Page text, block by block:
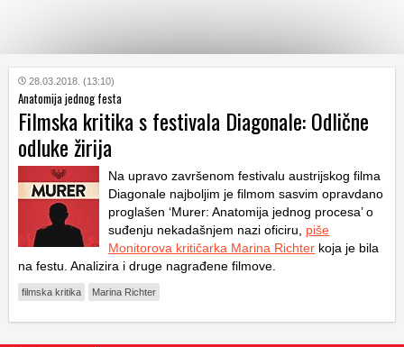
KATEGORIJE
HRVATSKI
WEB
28.03.2018. (13:10)
Anatomija jednog festa
Filmska kritika s festivala Diagonale: Odlične
odluke žirija
Na upravo završenom festivalu austrijskog filma
Diagonale najboljim je filmom sasvim opravdano
proglašen ‘Murer: Anatomija jednog procesa’ o
suđenju nekadašnjem nazi oficiru, piše
Monitorova kritičarka Marina Richter koja je bila
na festu. Analizira i druge nagrađene filmove.
filmska kritika Marina Richter